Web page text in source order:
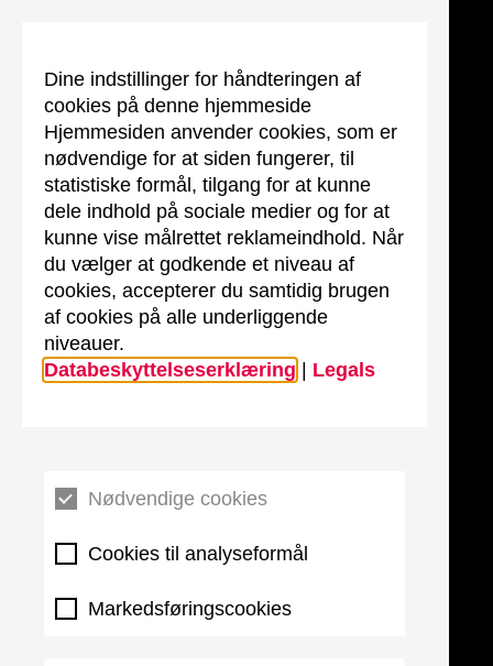
Dine indstillinger for håndteringen af
cookies på denne hjemmeside
Hjemmesiden anvender cookies, som er
nødvendige for at siden fungerer, til
statistiske formål, tilgang for at kunne
dele indhold på sociale medier og for at
kunne vise målrettet reklameindhold. Når
du vælger at godkende et niveau af
cookies, accepterer du samtidig brugen
af cookies på alle underliggende
niveauer.
Databeskyttelseserklæring
Legals
Nødvendige cookies
Cookies til analyseformål
Markedsføringscookies